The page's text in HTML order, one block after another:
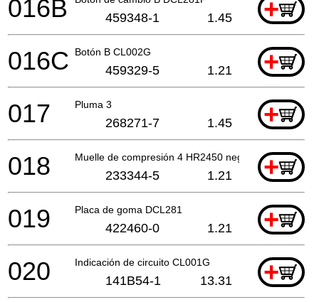
+
016B 459348-1 1.45
Botón B CL002G +
016C 459329-5 1.21
Pluma 3 +
017 268271-7 1.45
Muelle de compresión 4 HR2450 negro +
018 233344-5 1.21
Placa de goma DCL281 +
019 422460-0 1.21
Indicación de circuito CL001G +
020 141B54-1 13.31